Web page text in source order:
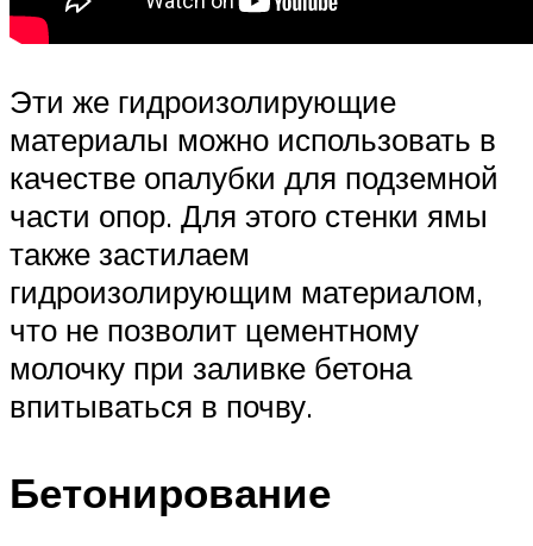
Эти же гидроизолирующие
материалы можно использовать в
качестве опалубки для подземной
части опор. Для этого стенки ямы
также застилаем
гидроизолирующим материалом,
что не позволит цементному
молочку при заливке бетона
впитываться в почву.
Бетонирование